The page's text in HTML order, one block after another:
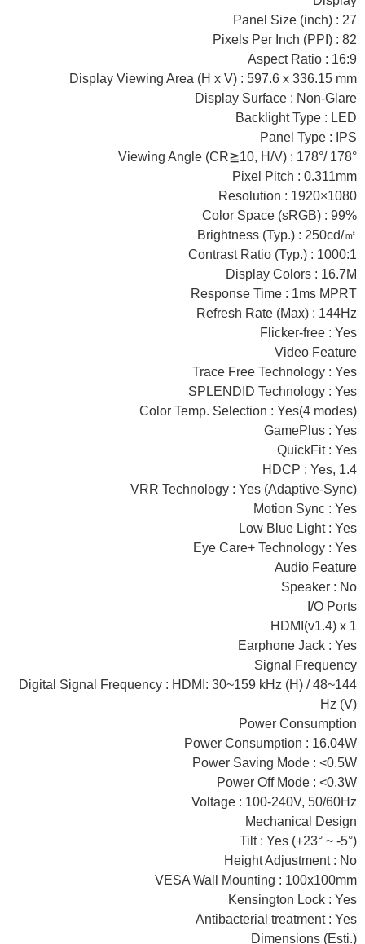
Panel Size (inch) : 27
Pixels Per Inch (PPI) : 82
Aspect Ratio : 16:9
Display Viewing Area (H x V) : 597.6 x 336.15 mm
Display Surface : Non-Glare
Backlight Type : LED
Panel Type : IPS
Viewing Angle (CR≧10, H/V) : 178°/ 178°
Pixel Pitch : 0.311mm
Resolution : 1920×1080
Color Space (sRGB) : 99%
Brightness (Typ.) : 250cd/㎡
Contrast Ratio (Typ.) : 1000:1
Display Colors : 16.7M
Response Time : 1ms MPRT
Refresh Rate (Max) : 144Hz
Flicker-free : Yes
Video Feature
Trace Free Technology : Yes
SPLENDID Technology : Yes
Color Temp. Selection : Yes(4 modes)
GamePlus : Yes
QuickFit : Yes
HDCP : Yes, 1.4
VRR Technology : Yes (Adaptive-Sync)
Motion Sync : Yes
Low Blue Light : Yes
Eye Care+ Technology : Yes
Audio Feature
Speaker : No
I/O Ports
HDMI(v1.4) x 1
Earphone Jack : Yes
Signal Frequency
Digital Signal Frequency : HDMI: 30~159 kHz (H) / 48~144
Hz (V)
Power Consumption
Power Consumption : 16.04W
Power Saving Mode : <0.5W
Power Off Mode : <0.3W
Voltage : 100-240V, 50/60Hz
Mechanical Design
Tilt : Yes (+23° ~ -5°)
Height Adjustment : No
VESA Wall Mounting : 100x100mm
Kensington Lock : Yes
Antibacterial treatment : Yes
Dimensions (Esti.)